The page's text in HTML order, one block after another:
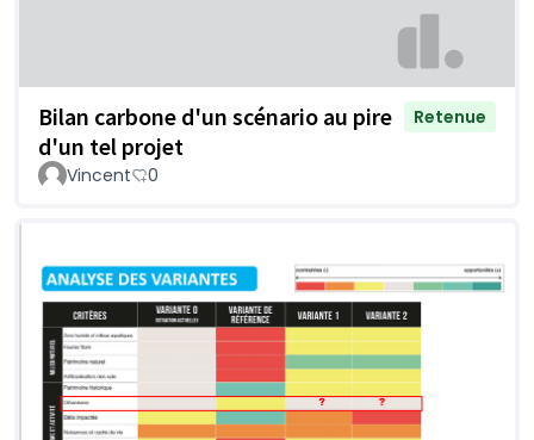
Bilan carbone d'un scénario au pire
d'un tel projet
Retenue
Vincent 0